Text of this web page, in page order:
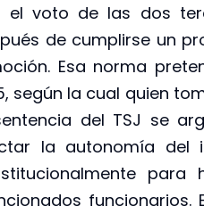
el voto de las dos
de cumplirse un
Esa norma
según la cual quien
del TSJ se
la autonomía del